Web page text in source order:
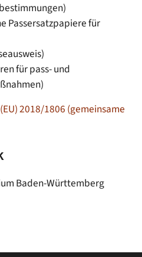
Passersatzpapiere für
für pass- und
2018/1806 (gemeinsame
Baden-Württemberg